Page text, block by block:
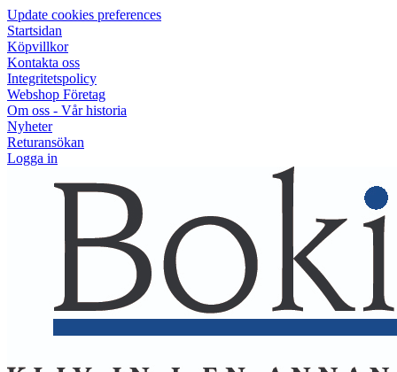
Update cookies preferences
Startsidan
Köpvillkor
Kontakta oss
Integritetspolicy
Webshop Företag
Om oss - Vår historia
Nyheter
Returansökan
Logga in